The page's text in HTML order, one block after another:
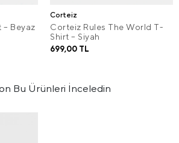
Beyaz
Corteiz
Corteiz Rules The World T-
Shirt – Siyah
699,00 TL
Bu Ürünleri İnceledin